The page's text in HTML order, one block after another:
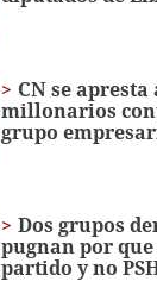
CN se
millonarios
grupo
Dos grupos
pugnan por
partido y no